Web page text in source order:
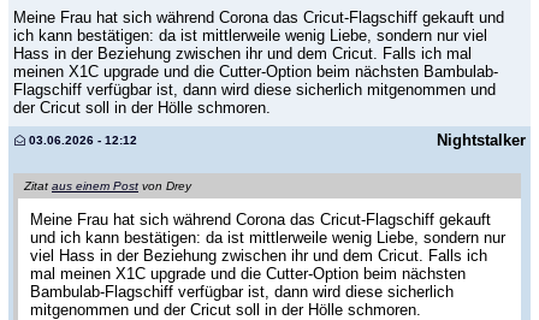
Meine Frau hat sich während Corona das Cricut-Flagschiff gekauft und
ich kann bestätigen: da ist mittlerweile wenig Liebe, sondern nur viel
Hass in der Beziehung zwischen ihr und dem Cricut. Falls ich mal
meinen X1C upgrade und die Cutter-Option beim nächsten Bambulab-
Flagschiff verfügbar ist, dann wird diese sicherlich mitgenommen und
der Cricut soll in der Hölle schmoren.
Nightstalker
03.06.2026 - 12:12
Zitat aus einem Post von Drey
Meine Frau hat sich während Corona das Cricut-Flagschiff gekauft
und ich kann bestätigen: da ist mittlerweile wenig Liebe, sondern nur
viel Hass in der Beziehung zwischen ihr und dem Cricut. Falls ich
mal meinen X1C upgrade und die Cutter-Option beim nächsten
Bambulab-Flagschiff verfügbar ist, dann wird diese sicherlich
mitgenommen und der Cricut soll in der Hölle schmoren.